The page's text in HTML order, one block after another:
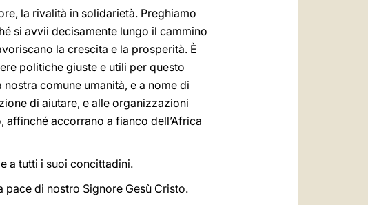
la rivalità in solidarietà. Preghiamo
si avvii decisamente lungo il cammino
la crescita e la prosperità. È
politiche giuste e utili per questo
comune umanità, e a nome di
di aiutare, e alle organizzazioni
accorrano a fianco dell’Africa
a tutti i suoi concittadini.
di nostro Signore Gesù Cristo.